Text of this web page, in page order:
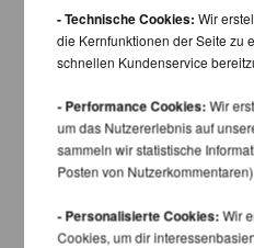
- Technische Cookies: Wir
die Kernfunktionen der Seite zu
schnellen Kundenservice
- Performance Cookies:Wir
um das Nutzererlebnis auf
sammeln wir statistische
Posten von
- Personalisierte Cookies:Wir
Cookies, um dir